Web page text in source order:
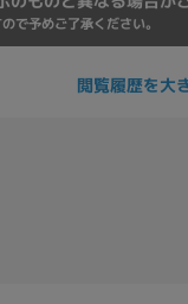
で予めご了承ください。
閲覧履歴を大
i5 Core i3